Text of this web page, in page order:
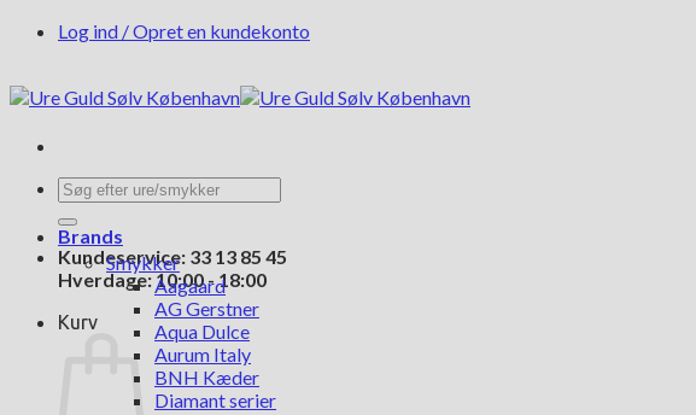
FortsætLog ind / Opret en kundekonto
Søg
efter:
Kundeservice: 33 13 85 45
Hverdage: 10:00 - 18:00
Kurv
Brands
Smykker
Aagaard
AG Gerstner
Aqua Dulce
Aurum Italy
BNH Kæder
Diamant serier